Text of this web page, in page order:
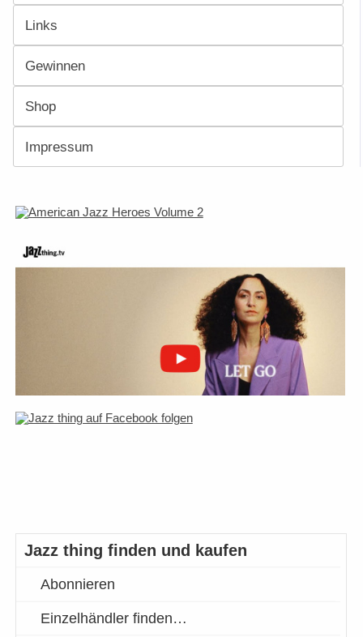
Links
Gewinnen
Shop
Impressum
Jazz thing finden und kaufen
Abonnieren
Einzelhändler finden…